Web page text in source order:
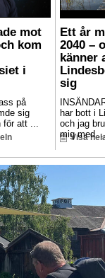
mot
kom
i
på
sig
för att ...
Ett år
2040 –
känner
sig
har bott i
och jag
mig med
Visa